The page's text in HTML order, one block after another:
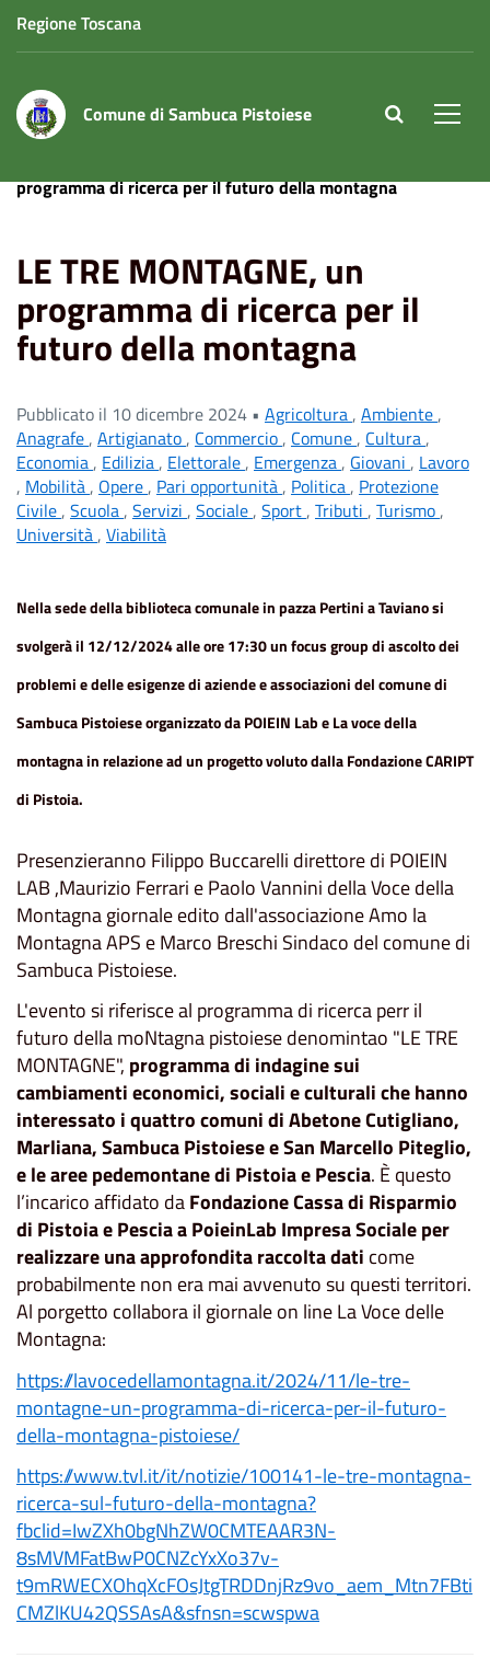
Regione Toscana
Comune di Sambuca Pistoiese site.searc
programma di ricerca per il futuro della montagna
LE TRE MONTAGNE, un
programma di ricerca per il
futuro della montagna
Pubblicato il 10 dicembre 2024 • Agricoltura, Ambiente,
Anagrafe, Artigianato, Commercio, Comune, Cultura,
Economia, Edilizia, Elettorale, Emergenza, Giovani , Lavoro
, Mobilità, Opere, Pari opportunità, Politica, Protezione
Civile, Scuola, Servizi , Sociale, Sport, Tributi , Turismo,
Università, Viabilità
Nella sede della biblioteca comunale in pazza Pertini a Taviano si
svolgerà il 12/12/2024 alle ore 17:30 un focus group di ascolto dei
problemi e delle esigenze di aziende e associazioni del comune di
Sambuca Pistoiese organizzato da POIEIN Lab e La voce della
montagna in relazione ad un progetto voluto dalla Fondazione CARIPT
di Pistoia.
Presenzieranno Filippo Buccarelli direttore di POIEIN
LAB ,Maurizio Ferrari e Paolo Vannini della Voce della
Montagna giornale edito dall'associazione Amo la
Montagna APS e Marco Breschi Sindaco del comune di
Sambuca Pistoiese.
L'evento si riferisce al programma di ricerca perr il
futuro della moNtagna pistoiese denomintao "LE TRE
MONTAGNE", programma di indagine sui
cambiamenti economici, sociali e culturali che hanno
interessato i quattro comuni di Abetone Cutigliano,
Marliana, Sambuca Pistoiese e San Marcello Piteglio,
e le aree pedemontane di Pistoia e Pescia. È questo
l’incarico affidato daFondazione Cassa di Risparmio
di Pistoia e Pescia a PoieinLab Impresa Sociale per
realizzare una approfondita raccolta dati come
probabilmente non era mai avvenuto su questi territori.
Al porgetto collabora il giornale on line La Voce delle
Montagna:
https://lavocedellamontagna.it/2024/11/le-tre-
montagne-un-programma-di-ricerca-per-il-futuro-
della-montagna-pistoiese/
https://www.tvl.it/it/notizie/100141-le-tre-montagna-
ricerca-sul-futuro-della-montagna?
fbclid=IwZXh0bgNhZW0CMTEAAR3N-
8sMVMFatBwP0CNZcYxXo37v-
t9mRWECXOhqXcFOsJtgTRDDnjRz9vo_aem_Mtn7FBti
CMZlKU42QSSAsA&sfnsn=scwspwa